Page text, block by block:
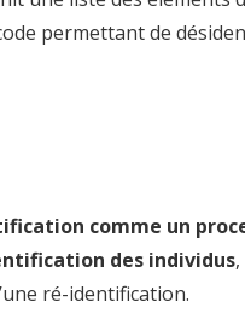
permettant de
comme un
des individus
ré-identification.